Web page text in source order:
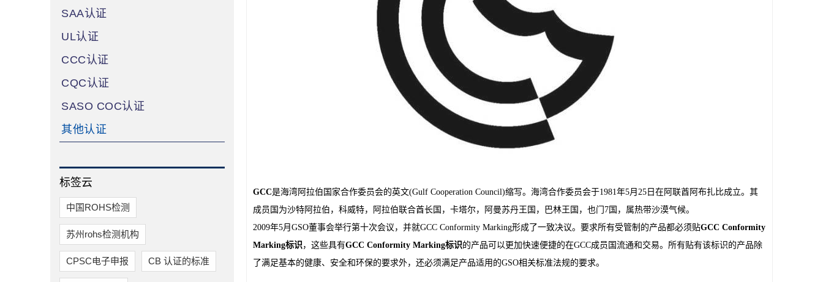
SAA认证
UL认证
CCC认证
CQC认证
SASO COC认证
其他认证
标签云
中国ROHS检测
苏州rohs检测机构
CPSC电子申报 CB 认证的标准
GCC是海湾阿拉伯国家合作委员会的英文(Gulf Cooperation Council)缩写。海湾合作委员会于1981年5月25日在阿联酋阿布扎比成立。其
成员国为沙特阿拉伯，科威特，阿拉伯联合酋长国，卡塔尔，阿曼苏丹王国，巴林王国，也门7国，属热带沙漠气候。
2009年5月GSO董事会举行第十次会议，并就GCC Conformity Marking形成了一致决议。要求所有受管制的产品都必须贴GCC Conformity
Marking标识，这些具有GCC Conformity Marking标识的产品可以更加快速便捷的在GCC成员国流通和交易。所有贴有该标识的产品除
了满足基本的健康、安全和环保的要求外，还必须满足产品适用的GSO相关标准法规的要求。